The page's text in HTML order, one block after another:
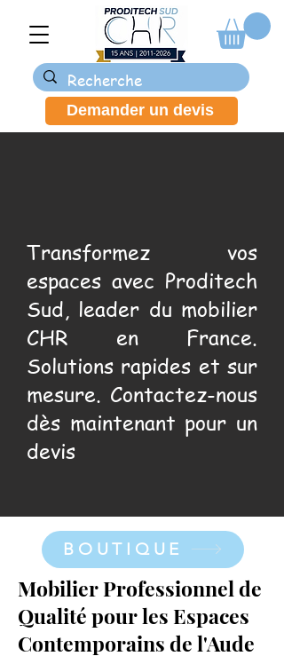
Demander un devis
Transformez vos
espaces avec Proditech
Sud, leader du mobilier
CHR en France.
Solutions rapides et sur
mesure. Contactez-nous
dès maintenant pour un
devis
BOUTIQUE
Mobilier Professionnel de
Qualité pour les Espaces
Contemporains de l'Aude